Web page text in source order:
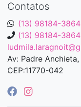
Contatos
(13) 98184-3864
(13) 98184-3864
Av: Padre
CEP:11770-042